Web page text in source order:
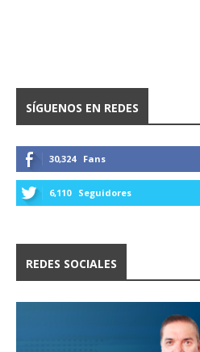
SÍGUENOS EN REDES
30,324 Fans
6,110 Seguidores
REDES SOCIALES